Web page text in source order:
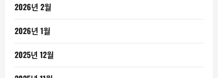
2026년 2월
2026년 1월
2025년 12월